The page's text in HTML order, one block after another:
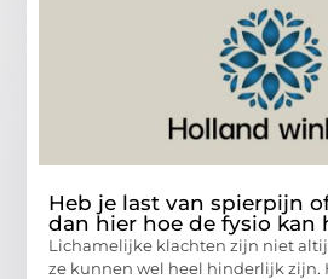
Heb je last van spierpijn
dan hier hoe de fysio kan
Lichamelijke klachten zijn niet
ze kunnen wel heel hinderlijk zijn.